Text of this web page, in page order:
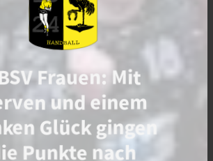
Frauen: Mit
und einem
Glück gingen
Punkte nach